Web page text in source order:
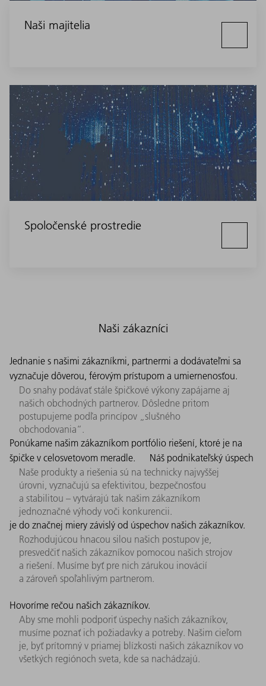
Naši majitelia
Spoločenské prostredie
Naši zákazníci
Jednanie s našimi zákazníkmi, partnermi a dodávateľmi sa
vyznačuje dôverou, férovým prístupom a umiernenosťou.
Do snahy podávať stále špičkové výkony zapájame aj
našich obchodných partnerov. Dôsledne pritom
postupujeme podľa princípov „slušného
obchodovania“.
Ponúkame našim zákazníkom portfólio riešení, ktoré je na
špičke v celosvetovom meradle.
Naše produkty a riešenia sú na technicky najvyššej
úrovni, vyznačujú sa efektivitou, bezpečnosťou
a stabilitou – vytvárajú tak našim zákazníkom
jednoznačné výhody voči konkurencii.
Náš podnikateľský úspech
je do značnej miery závislý od úspechov našich zákazníkov.
Rozhodujúcou hnacou silou našich postupov je,
presvedčiť našich zákazníkov pomocou našich strojov
a riešení. Musíme byť pre nich zárukou inovácií
a zároveň spoľahlivým partnerom.
Hovoríme rečou našich zákazníkov.
Aby sme mohli podporiť úspechy našich zákazníkov,
musíme poznať ich požiadavky a potreby. Našim cieľom
je, byť prítomný v priamej blízkosti našich zákazníkov vo
všetkých regiónoch sveta, kde sa nachádzajú.